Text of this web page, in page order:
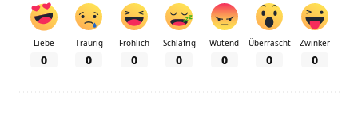
Liebe
0
Traurig
0
Fröhlich
0
Schläfrig
0
Wütend
0
Überrascht
0
Zwinker
0